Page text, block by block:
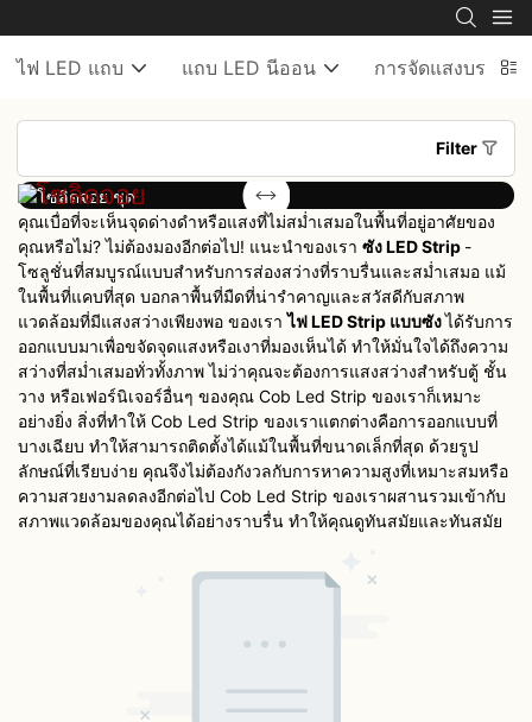
ไฟ LED แถบ แถบ LED นีออน การจัดแสงบรรยา
Filter
โซลิดจอย
ชุด
คัลเลอร์จอย
ชุด
คุณเบื่อที่จะเห็นจุดด่างดำหรือแสงที่ไม่สม่ำเสมอในพื้นที่อยู่อาศัยของ
คุณหรือไม่? ไม่ต้องมองอีกต่อไป! แนะนำของเรา ซัง LED Strip -
โซลูชั่นที่สมบูรณ์แบบสำหรับการส่องสว่างที่ราบรื่นและสม่ำเสมอ แม้
ในพื้นที่แคบที่สุด บอกลาพื้นที่มืดที่น่ารำคาญและสวัสดีกับสภาพ
แวดล้อมที่มีแสงสว่างเพียงพอ ของเราไฟ LED Strip แบบซังได้รับการ
ออกแบบมาเพื่อขจัดจุดแสงหรือเงาที่มองเห็นได้ ทำให้มั่นใจได้ถึงความ
สว่างที่สม่ำเสมอทั่วทั้งภาพ ไม่ว่าคุณจะต้องการแสงสว่างสำหรับตู้ ชั้น
วาง หรือเฟอร์นิเจอร์อื่นๆ ของคุณ Cob Led Strip ของเราก็เหมาะ
อย่างยิ่ง สิ่งที่ทำให้ Cob Led Strip ของเราแตกต่างคือการออกแบบที่
บางเฉียบ ทำให้สามารถติดตั้งได้แม้ในพื้นที่ขนาดเล็กที่สุด ด้วยรูป
ลักษณ์ที่เรียบง่าย คุณจึงไม่ต้องกังวลกับการหาความสูงที่เหมาะสมหรือ
ความสวยงามลดลงอีกต่อไป Cob Led Strip ของเราผสานรวมเข้ากับ
สภาพแวดล้อมของคุณได้อย่างราบรื่น ทำให้คุณดูทันสมัยและทันสมัย